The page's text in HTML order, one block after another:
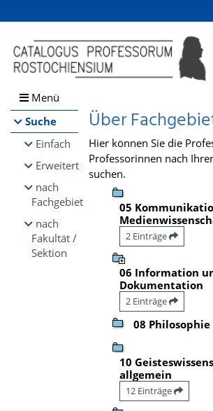
Browsen
direkt zum Inhalt
Menü
Suche
Einfach
Erweitert
nach
Fachgebiet
nach
Fakultät /
Sektion
Über
Hier können Sie die
Professorinnen nach
suchen.
05
2 Einträge
06 Information
Dokumentation
2 Einträge
08 Philosophie
10
allgemein
12 Einträge